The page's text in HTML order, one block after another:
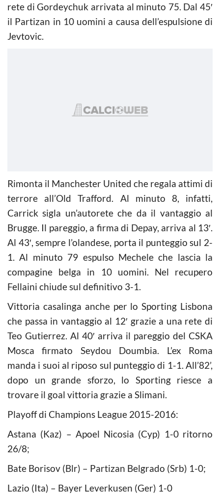
rete di Gordeychuk arrivata al minuto 75. Dal 45′
il Partizan in 10 uomini a causa dell’espulsione di
Jevtovic.
Rimonta il Manchester United che regala attimi di
terrore all’Old Trafford. Al minuto 8, infatti,
Carrick sigla un’autorete che da il vantaggio al
Brugge. Il pareggio, a firma di Depay, arriva al 13′.
Al 43′, sempre l’olandese, porta il punteggio sul 2-
1. Al minuto 79 espulso Mechele che lascia la
compagine belga in 10 uomini. Nel recupero
Fellaini chiude sul definitivo 3-1.
Vittoria casalinga anche per lo Sporting Lisbona
che passa in vantaggio al 12′ grazie a una rete di
Teo Gutierrez. Al 40′ arriva il pareggio del CSKA
Mosca firmato Seydou Doumbia. L’ex Roma
manda i suoi al riposo sul punteggio di 1-1. All’82’,
dopo un grande sforzo, lo Sporting riesce a
trovare il goal vittoria grazie a Slimani.
Playoff di Champions League 2015-2016:
Astana (Kaz) – Apoel Nicosia (Cyp) 1-0 ritorno
26/8;
Bate Borisov (Blr) – Partizan Belgrado (Srb) 1-0;
Lazio (Ita) – Bayer Leverkusen (Ger) 1-0